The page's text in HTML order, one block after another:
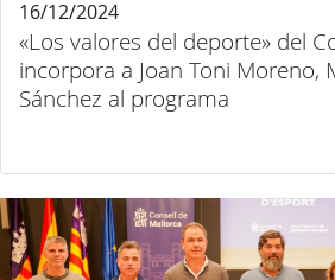
«Los valores del deporte» del
incorpora a Joan Toni Moreno,
Sánchez al programa
16/12/2024